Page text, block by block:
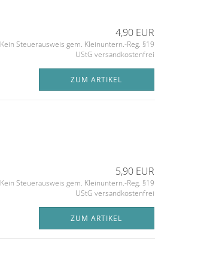
4,90 EUR
Kein Steuerausweis gem. Kleinuntern.-Reg. §19
UStG versandkostenfrei
ZUM ARTIKEL
5,90 EUR
Kein Steuerausweis gem. Kleinuntern.-Reg. §19
UStG versandkostenfrei
ZUM ARTIKEL